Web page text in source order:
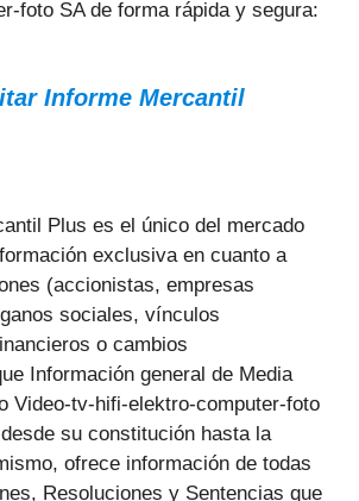
foto SA de forma rápida y segura:
Informe Mercantil
Plus es el único del mercado
exclusiva en cuanto a
(accionistas, empresas
sociales, vínculos
o cambios
Información general de Media
Video-tv-hifi-elektro-computer-foto
su constitución hasta la
ofrece información de todas
Resoluciones y Sentencias que